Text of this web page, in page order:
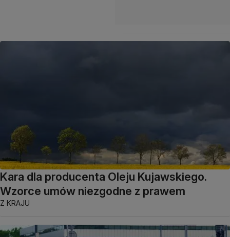
Kara dla producenta Oleju Kujawskiego.
Wzorce umów niezgodne z prawem
Z KRAJU